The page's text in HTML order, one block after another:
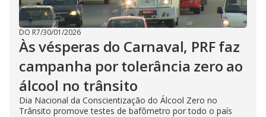
DO R7/30/01/2026
Às vésperas do Carnaval, PRF faz
campanha por tolerância zero ao
álcool no trânsito
Dia Nacional da Conscientização do Álcool Zero no
Trânsito promove testes de bafômetro por todo o país